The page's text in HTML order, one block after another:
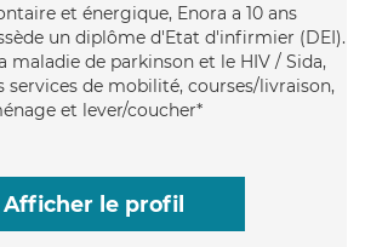
et énergique, Enora a 10 ans
un diplôme d'Etat d'infirmier (DEI).
maladie de parkinson et le HIV / Sida,
services de mobilité, courses/livraison,
et lever/coucher*
Afficher le profil